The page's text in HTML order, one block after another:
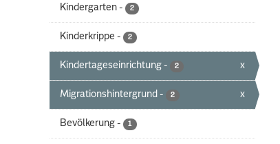
Kindergarten - 2
Kinderkrippe - 2
Kindertageseinrichtung - 2 x
Migrationshintergrund - 2 x
Bevölkerung - 1